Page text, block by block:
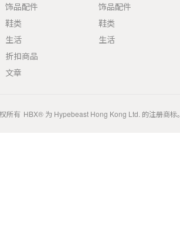
饰品配件
鞋类
生活
折扣商品
文章
饰品配件
鞋类
生活
所有 HBX® 为 Hypebeast Hong Kong Ltd. 的注册商标。